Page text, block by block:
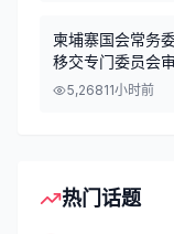
柬埔寨国会常务
移交专门委员会
5,26811小时前
热门话题